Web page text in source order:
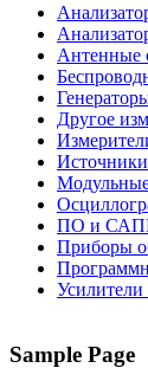
Антенные
Другое
ПО и
Приборы
Sample Page